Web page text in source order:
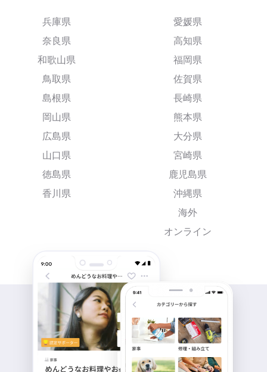
兵庫県
奈良県
和歌山県
鳥取県
島根県
岡山県
広島県
山口県
徳島県
香川県
愛媛県
高知県
福岡県
佐賀県
長崎県
熊本県
大分県
宮崎県
鹿児島県
沖縄県
海外
オンライン